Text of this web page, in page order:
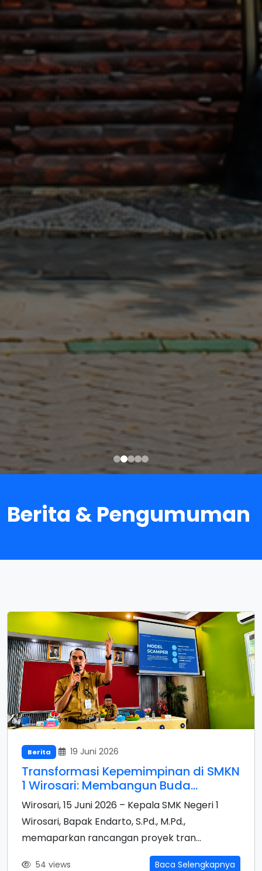
Berita & Pengumuman
Berita 19 Juni 2026
Transformasi Kepemimpinan di SMKN
1 Wirosari: Membangun Buda...
Wirosari, 15 Juni 2026 – Kepala SMK Negeri 1
Wirosari, Bapak Endarto, S.Pd., M.Pd.,
memaparkan rancangan proyek tran...
54 views Baca Selengkapnya